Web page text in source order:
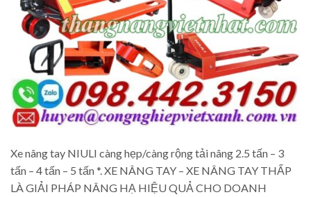
Xe nâng tay NIULI càng hẹp/càng rộng tải nâng 2.5 tấn – 3
tấn – 4 tấn – 5 tấn *. XE NÂNG TAY – XE NÂNG TAY THẤP
LÀ GIẢI PHÁP NÂNG HẠ HIỆU QUẢ CHO DOANH